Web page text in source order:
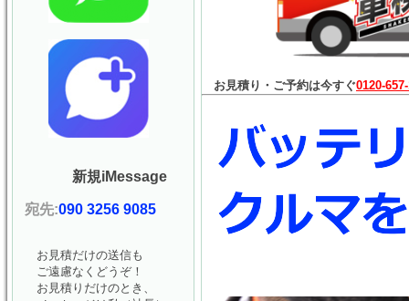
お見積り・ご予約は今すぐ0120-
新規iMessage
宛先:090 3256 9085
お見積だけの送信も
ご遠慮なくどうぞ！
お見積りだけのとき、